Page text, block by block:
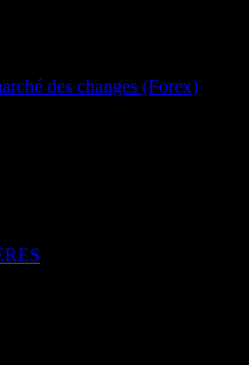
des changes (Forex)